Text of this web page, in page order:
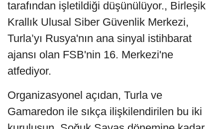
tarafından işletildiği düşünülüyor., Birleşik
Krallık Ulusal Siber Güvenlik Merkezi,
Turla’yı Rusya'nın ana sinyal istihbarat
ajansı olan FSB'nin 16. Merkezi'ne
atfediyor.
Organizasyonel açıdan, Turla ve
Gamaredon ile sıkça ilişkilendirilen bu iki